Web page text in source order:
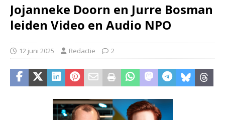
Jojanneke Doorn en Jurre Bosman
leiden Video en Audio NPO
12 juni 2025 Redactie 2